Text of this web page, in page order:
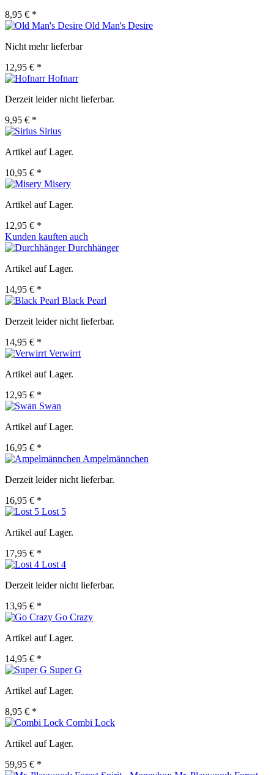
8,95 € *
Old Man's Desire
Nicht mehr lieferbar
12,95 € *
Hofnarr
Derzeit leider nicht lieferbar.
9,95 € *
Sirius
Artikel auf Lager.
10,95 € *
Misery
Artikel auf Lager.
12,95 € *
Kunden kauften auch
Durchhänger
Artikel auf Lager.
14,95 € *
Black Pearl
Derzeit leider nicht lieferbar.
14,95 € *
Verwirrt
Artikel auf Lager.
12,95 € *
Swan
Artikel auf Lager.
16,95 € *
Ampelmännchen
Derzeit leider nicht lieferbar.
16,95 € *
Lost 5
Artikel auf Lager.
17,95 € *
Lost 4
Derzeit leider nicht lieferbar.
13,95 € *
Go Crazy
Artikel auf Lager.
14,95 € *
Super G
Artikel auf Lager.
8,95 € *
Combi Lock
Artikel auf Lager.
59,95 € *